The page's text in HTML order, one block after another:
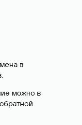
в
можно в